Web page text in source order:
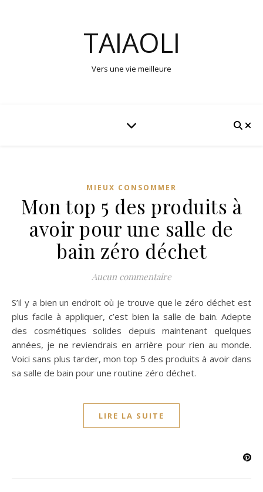
TAIAOLI
Vers une vie meilleure
MIEUX CONSOMMER
Mon top 5 des produits à
avoir pour une salle de
bain zéro déchet
Aucun commentaire
S’il y a bien un endroit où je trouve que le zéro déchet est
plus facile à appliquer, c’est bien la salle de bain. Adepte
des cosmétiques solides depuis maintenant quelques
années, je ne reviendrais en arrière pour rien au monde.
Voici sans plus tarder, mon top 5 des produits à avoir dans
sa salle de bain pour une routine zéro déchet.
LIRE LA SUITE